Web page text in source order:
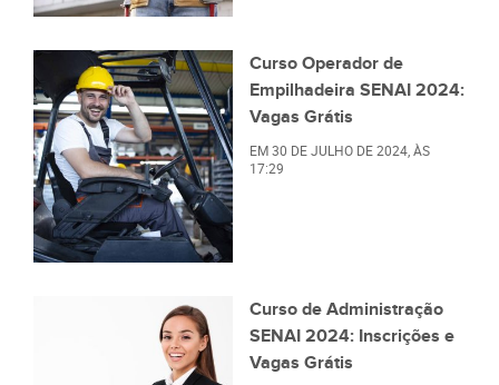
Curso Operador de
Empilhadeira SENAI 2024:
Vagas Grátis
EM30 DE JULHO DE 2024, ÀS
17:29
Curso de Administração
SENAI 2024: Inscrições e
Vagas Grátis